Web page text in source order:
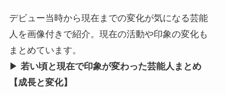
デビュー当時から現在までの変化が気になる芸能
人を画像付きで紹介。現在の活動や印象の変化も
まとめています。
▶︎ 若い頃と現在で印象が変わった芸能人まとめ
【成長と変化】